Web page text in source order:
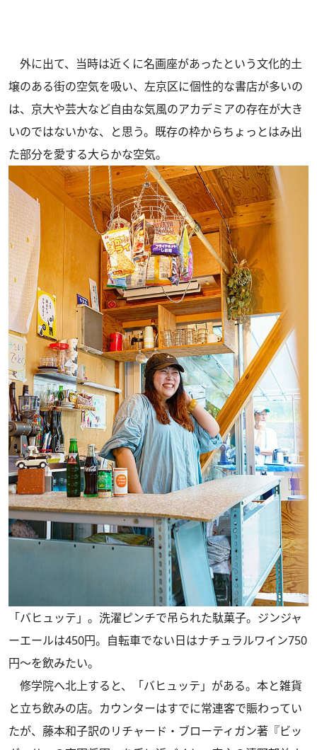
外に出て、当時は近くに名画座があったという文化的土
壌のある街の空気を吸い、左京区に個性的な書店が多いの
は、京大や芸大など自由な気風のアカデミアの存在が大き
いのではないかな、と思う。既存の枠からちょっとはみ出
た部分を愛する大らかな空気。
「バヒュッテ」。洗濯ピンチで吊られた駄菓子。ジンジャ
ーエールは450円。自転車でない日はナチュラルワイン750
円〜を飲みたい。
修学院へ北上すると、「バヒュッテ」がある。本と雑貨
と立ち飲みの店。カウンターはすでに常連客で賑わってい
たが、藤本和子訳のリチャード・ブローティガン著『ビッ